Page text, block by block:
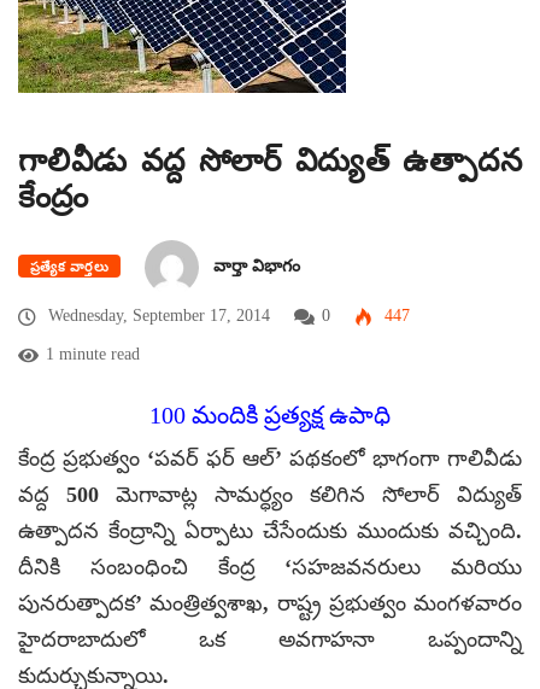
గాలివీడు వద్ద సోలార్‌ విద్యుత్‌ ఉత్పాదన
కేంద్రం
ప్రత్యేక వార్తలు వార్తా విభాగం
Wednesday, September 17, 2014 0 447
1 minute read
100 మందికి ప్రత్యక్ష ఉపాధి
కేంద్ర ప్రభుత్వం ‘పవర్ ఫర్ ఆల్’ పథకంలో భాగంగా గాలివీడు
వద్ద 500 మెగావాట్ల సామర్ధ్యం కలిగిన సోలార్‌ విద్యుత్‌
ఉత్పాదన కేంద్రాన్ని ఏర్పాటు చేసేందుకు ముందుకు వచ్చింది.
దీనికి సంబంధించి కేంద్ర ‘సహజవనరులు మరియు
పునరుత్పాదక’ మంత్రిత్వశాఖ, రాష్ట్ర ప్రభుత్వం మంగళవారం
హైదరాబాదులో ఒక అవగాహనా ఒప్పందాన్ని
కుదుర్చుకున్నాయి.